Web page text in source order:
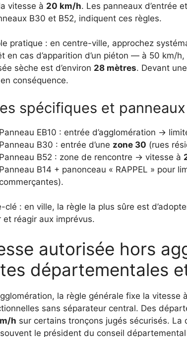
vitesse à 20 km/h. Les panneaux d’entrée
B30 et B52, indiquent ces règles.
pratique : en centre-ville, approchez
en cas d’apparition d’un piéton — à 50 km/
sèche est d’environ 28 mètres. Devant
conséquence.
spécifiques et
Panneau EB10 : entrée d’agglomération →
Panneau B30 : entrée d’une zone 30 (rues
Panneau B52 : zone de rencontre → vitesse à
Panneau B14 + panonceau « RAPPEL » pour
commerçantes).
clé : en ville, la règle la plus sûre est
et réagir aux imprévus.
autorisée hors
départementales
la règle générale fixe la vitesse à
sans séparateur central. Des
h sur certains tronçons jugés sécurisés.
le président du conseil